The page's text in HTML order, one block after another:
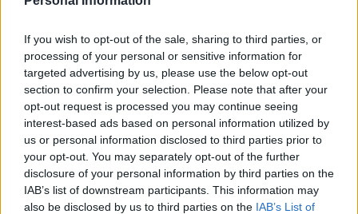
If you wish to opt-out of the sale, sharing to third parties, or
processing of your personal or sensitive information for
targeted advertising by us, please use the below opt-out
section to confirm your selection. Please note that after your
opt-out request is processed you may continue seeing
interest-based ads based on personal information utilized by
us or personal information disclosed to third parties prior to
your opt-out. You may separately opt-out of the further
disclosure of your personal information by third parties on the
IAB’s list of downstream participants. This information may
also be disclosed by us to third parties on the IAB’s List of
gość
Macica
Witam od miesiąca wystaje mi coś z pochwy
myślę że to macica nie mogę utrzymać moczu
czy będzie konieczny zabieg
Forum:Ginekologia - forum dla rodziny i
pacjentki